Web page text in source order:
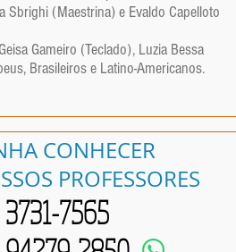
Sbrighi (Maestrina) e Evaldo Capelloto
Gameiro (Teclado), Luzia Bessa
Brasileiros e Latino-Americanos.
CONHECER
PROFESSORES
3731-7565